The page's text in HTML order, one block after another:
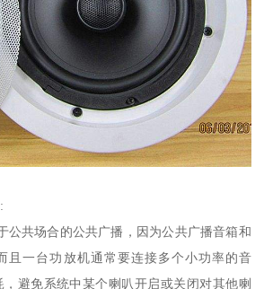
公共场合的公共广播，因为公共广播音箱和
且一台功放机通常要连接多个小功率的音
避免系统中某个喇叭开启或关闭对其他喇